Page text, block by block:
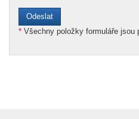
* Všechny položky formuláře jsou